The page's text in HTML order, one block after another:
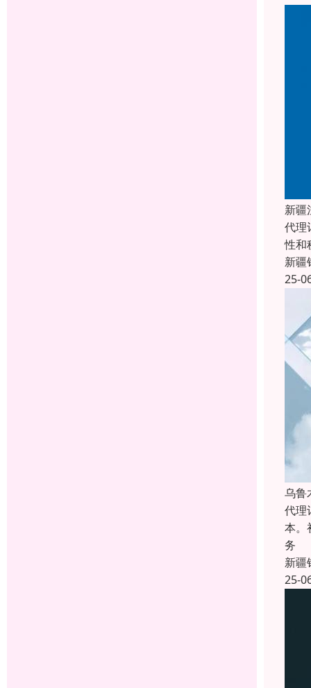
新疆
代理
性和
新疆
25-
乌鲁
代理
本。
务
新疆
25-